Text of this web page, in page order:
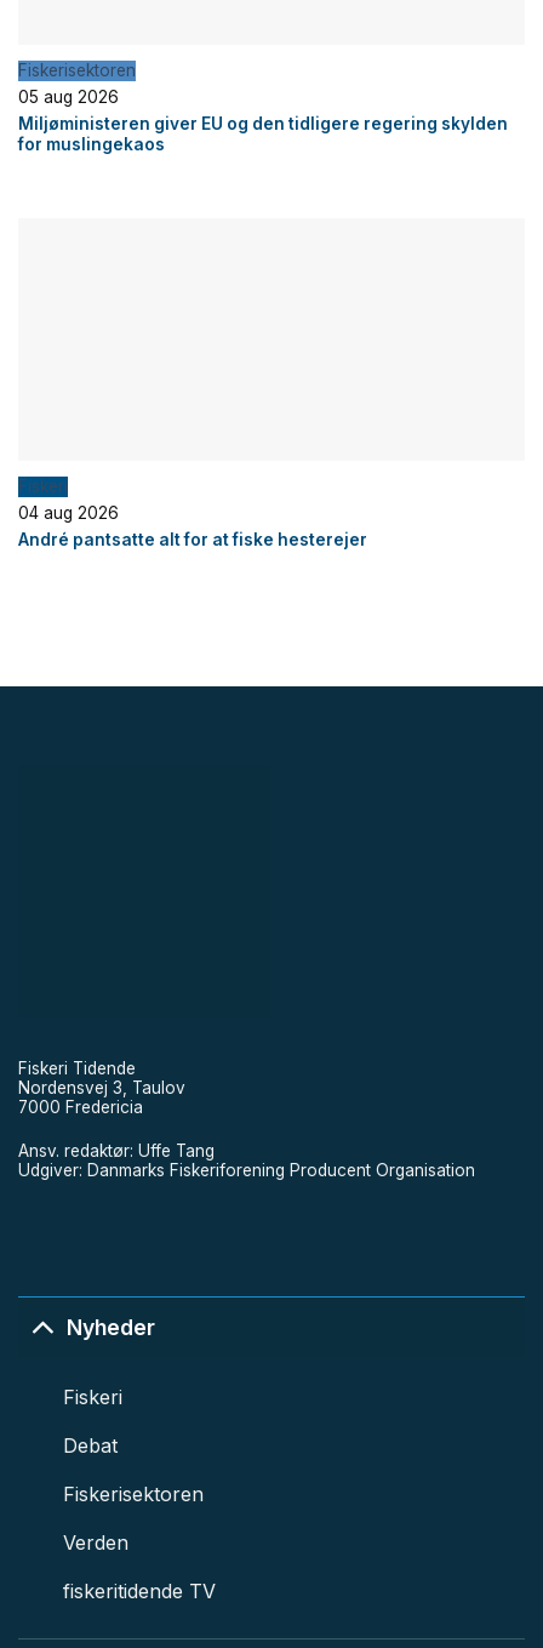
Fiskerisektoren
05 aug 2026
Miljøministeren giver EU og den tidligere regering skylden
for muslingekaos
Fiskeri
04 aug 2026
André pantsatte alt for at fiske hesterejer
Fiskeri Tidende
Nordensvej 3, Taulov
7000 Fredericia
Ansv. redaktør: Uffe Tang
Udgiver: Danmarks Fiskeriforening Producent Organisation
Nyheder
Fiskeri
Debat
Fiskerisektoren
Verden
fiskeritidende TV